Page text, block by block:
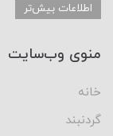
اطلاعات بیش‌تر
منوی وب‌سایت
خانه
گردنبند